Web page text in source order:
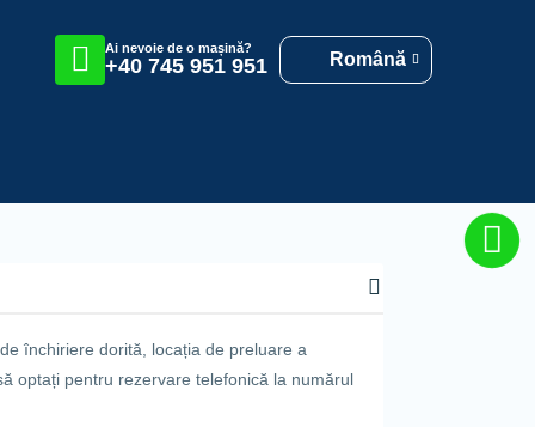
Ai nevoie de o mașină?
+40 745 951 951 Română
închiriere dorită, locația de preluare a
optați pentru rezervare telefonică la numărul